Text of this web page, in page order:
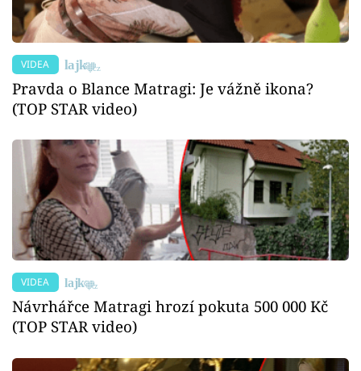
VIDEA
Pravda o Blance Matragi: Je vážně ikona?
(TOP STAR video)
VIDEA
Návrhářce Matragi hrozí pokuta 500 000 Kč
(TOP STAR video)